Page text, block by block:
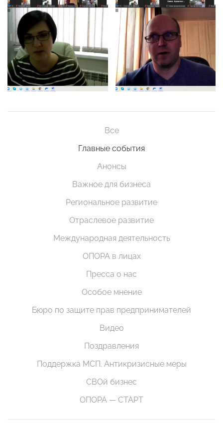
Все
Главные события
Анонсы
Важное для бизнеса
Региональное развитие
Отраслевое развитие
Международная деятельность
ОПОРА в лицах
Пресса о нас
Особое мнение
Бюро по защите прав предпринимателей
Видео
Поздравления
Поддержка МСП. Антикризисные меры
СВОй бизнес
ОПОРА — СТАРТ